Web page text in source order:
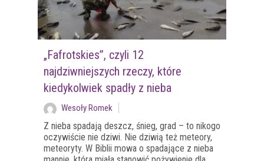
„Fafrotskies”, czyli 12
najdziwniejszych rzeczy, które
kiedykolwiek spadły z nieba
Wesoły Romek
Z nieba spadają deszcz, śnieg, grad – to nikogo
oczywiście nie dziwi. Nie dziwią też meteory,
meteoryty. W Biblii mowa o spadające z nieba